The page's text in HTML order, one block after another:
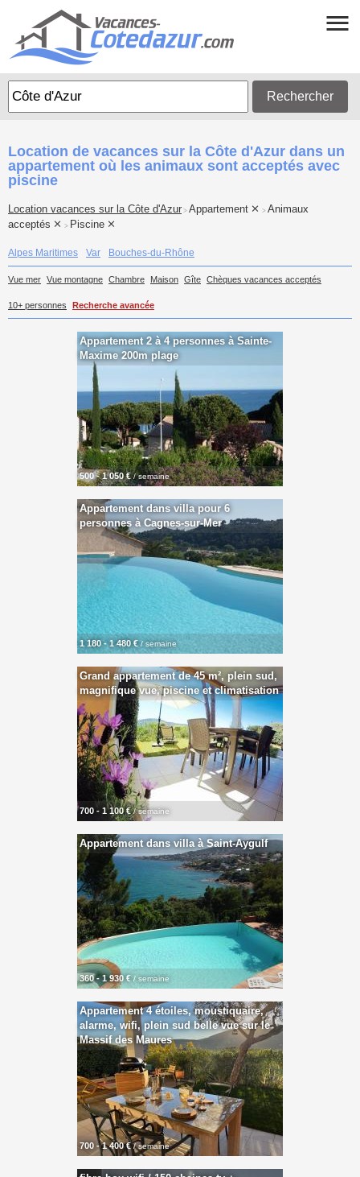
Rechercher
Location de vacances sur la Côte d'Azur dans un
appartement où les animaux sont acceptés avec
piscine
Location vacances sur la Côte d'Azur > Appartement > Animaux
acceptés
> Piscine
Alpes Maritimes Var Bouches-du-Rhône
Vue mer Vue montagne Chambre Maison Gîte Chèques vacances acceptés
10+ personnes Recherche avancée
Appartement 2 à 4 personnes à Sainte-
Maxime 200m plage
500 - 1 050 €/ semaine
Appartement dans villa pour 6
personnes à Cagnes-sur-Mer
1 180 - 1 480 € / semaine
Grand appartement de 45 m², plein sud,
magnifique vue, piscine et climatisation
700 - 1 100 €/ semaine
Appartement dans villa à Saint-Aygulf
360 - 1 930 €/ semaine
Appartement 4 étoiles, moustiquaire,
alarme, wifi, plein sud belle vue sur le
Massif des Maures
700 - 1 400 €/ semaine